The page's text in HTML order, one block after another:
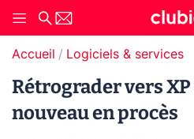
Accueil Logiciels & services
Rétrograder vers
nouveau en procès